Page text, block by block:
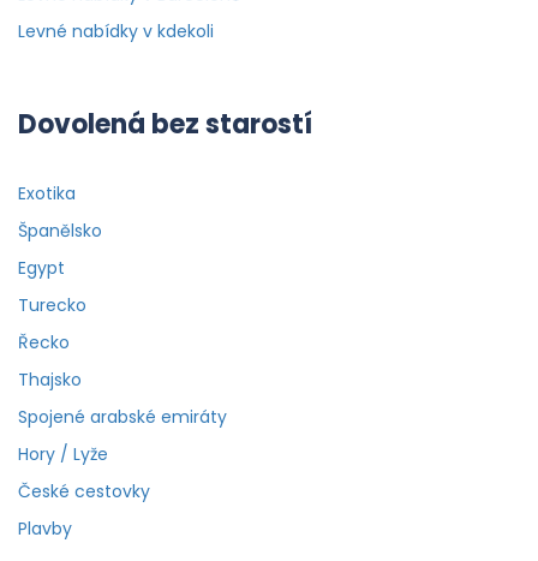
Levné nabídky v kdekoli
Dovolená bez starostí
Exotika
Španělsko
Egypt
Turecko
Řecko
Thajsko
Spojené arabské emiráty
Hory / Lyže
České cestovky
Plavby